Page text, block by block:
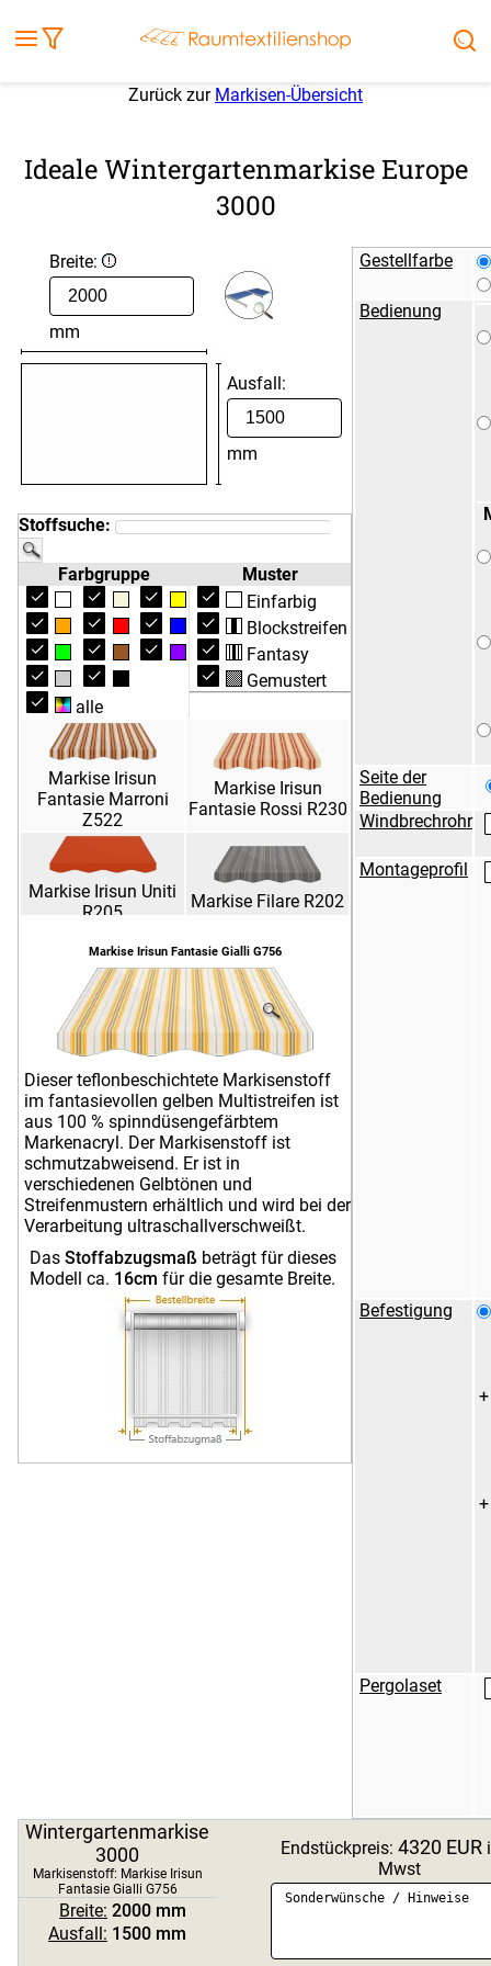
Außenrollo
Stoffe
TERRASSE, GARTEN & CO.
Markise Sonnensegel
Zurück zur Markisen-Übersicht
Ideale Wintergartenmarkise Europe
3000
Breite:
mm
Ausfall:
mm
Stoffsuche:
Farbgruppe
alle
Muster
Einfarbig
Blockstreifen
Fantasy
Gemustert
Markise Irisun
Fantasie Marroni
Z522
Markise Irisun
Fantasie Rossi R230
Markise Irisun Uniti
R205
Markise Filare R202
Markise Filare R200
Markise Irisun Uniti
R853
Markise Irisun Uniti
R572
Markise Irisun Uniti
R560
Markise Irisun Uniti
G327
Markise Irisun Uniti
G297
Markise Irisun Rigati
G248
Markise Irisun Uniti
G246
Markise Irisun
Fantasie Grigi R539
Markise Irisun
Fantasie Gialli R534
Markise Irisun
Fantasie Marroni
G269
G268
Markise Irisun Fantasie Gialli G756
Dieser teflonbeschichtete Markisenstoff
im fantasievollen gelben Multistreifen ist
aus 100 % spinndüsengefärbtem
Markenacryl. Der Markisenstoff ist
schmutzabweisend. Er ist in
verschiedenen Gelbtönen und
Streifenmustern erhältlich und wird bei der
Verarbeitung ultraschallverschweißt.
Das Stoffabzugsmaß beträgt für dieses
Modell ca. 16cm für die gesamte Breite.
Gestellfarbe
Bedienung
Seite der
Bedienung
Windbrechrohr
Montageprofil
Befestigung
+
+
Pergolaset
Wintergartenmarkise
3000
Markisenstoff: Markise Irisun
Fantasie Gialli G756
Breite: 2000 mm
Ausfall: 1500 mm
Endstückpreis: 4320 EUR
Mwst